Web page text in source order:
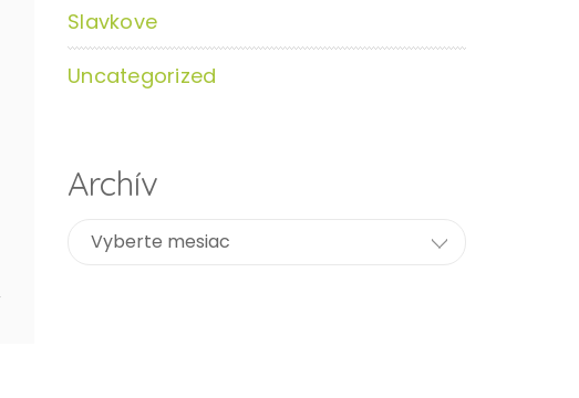
Slavkove
Uncategorized
Archív